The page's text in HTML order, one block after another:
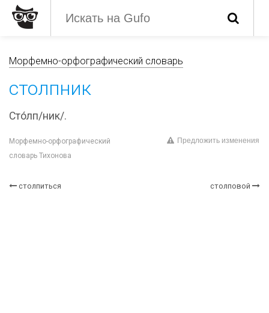
Морфемно-орфографический словарь
столпник
Сто́лп/ник/.
Морфемно-орфографический
словарь Тихонова
Предложить изменения
столпиться столповой